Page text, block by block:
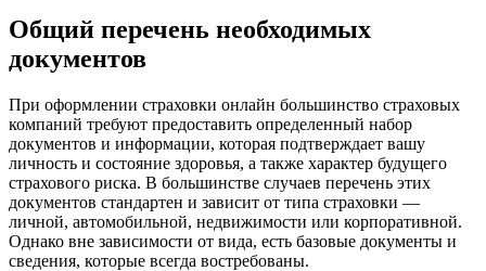
Общий перечень необходимых
документов
При оформлении страховки онлайн большинство страховых
компаний требуют предоставить определенный набор
документов и информации, которая подтверждает вашу
личность и состояние здоровья, а также характер будущего
страхового риска. В большинстве случаев перечень этих
документов стандартен и зависит от типа страховки —
личной, автомобильной, недвижимости или корпоративной.
Однако вне зависимости от вида, есть базовые документы и
сведения, которые всегда востребованы.